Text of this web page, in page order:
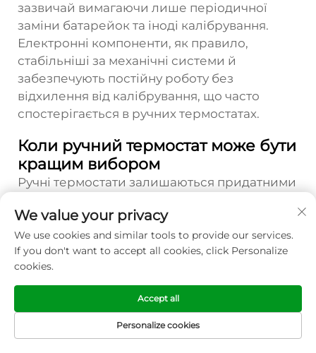
зазвичай вимагаючи лише періодичної
заміни батарейок та іноді калібрування.
Електронні компоненти, як правило,
стабільніші за механічні системи й
забезпечують постійну роботу без
відхилення від калібрування, що часто
спостерігається в ручних термостатах.
Коли ручний термостат може бути
кращим вибором
Ручні термостати залишаються придатними
низька початкова вартість та незалежність
від електроживлення, а не розширені
функції. Вони добре працюють у будинках,
що здаються в оренду, у будинках для
відпочинку або в ситуаціях із нерегулярним
графіком проживання, коли переваги
програмування будуть мінімальними. Ручні
системи також чудово підходять для
ГОЛОВНА
ПРОДУКЦІЯ
ЕЛЕКТРОННА
ТЕЛ
We value your privacy
We use cookies and similar tools to provide our services.
If you don't want to accept all cookies, click Personalize
cookies.
Personalize cookies
Accept all